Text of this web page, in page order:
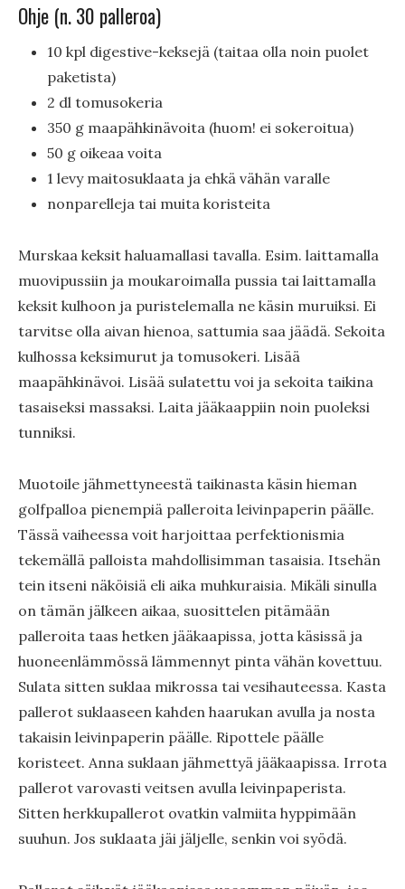
Ohje (n. 30 palleroa)
10 kpl digestive-keksejä (taitaa olla noin puolet
paketista)
2 dl tomusokeria
350 g maapähkinävoita (huom! ei sokeroitua)
50 g oikeaa voita
1 levy maitosuklaata ja ehkä vähän varalle
nonparelleja tai muita koristeita
Murskaa keksit haluamallasi tavalla. Esim. laittamalla
muovipussiin ja moukaroimalla pussia tai laittamalla
keksit kulhoon ja puristelemalla ne käsin muruiksi. Ei
tarvitse olla aivan hienoa, sattumia saa jäädä. Sekoita
kulhossa keksimurut ja tomusokeri. Lisää
maapähkinävoi. Lisää sulatettu voi ja sekoita taikina
tasaiseksi massaksi. Laita jääkaappiin noin puoleksi
tunniksi.
Muotoile jähmettyneestä taikinasta käsin hieman
golfpalloa pienempiä palleroita leivinpaperin päälle.
Tässä vaiheessa voit harjoittaa perfektionismia
tekemällä palloista mahdollisimman tasaisia. Itsehän
tein itseni näköisiä eli aika muhkuraisia. Mikäli sinulla
on tämän jälkeen aikaa, suosittelen pitämään
palleroita taas hetken jääkaapissa, jotta käsissä ja
huoneenlämmössä lämmennyt pinta vähän kovettuu.
Sulata sitten suklaa mikrossa tai vesihauteessa. Kasta
pallerot suklaaseen kahden haarukan avulla ja nosta
takaisin leivinpaperin päälle. Ripottele päälle
koristeet. Anna suklaan jähmettyä jääkaapissa. Irrota
pallerot varovasti veitsen avulla leivinpaperista.
Sitten herkkupallerot ovatkin valmiita hyppimään
suuhun. Jos suklaata jäi jäljelle, senkin voi syödä.